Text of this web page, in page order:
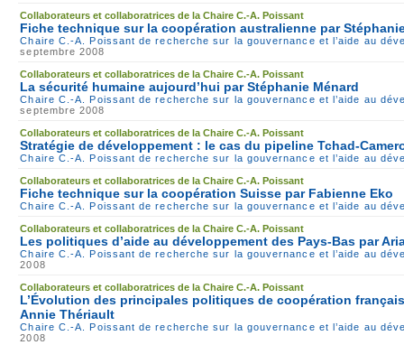
Collaborateurs et collaboratrices de la Chaire C.-A. Poissant
Fiche technique sur la coopération australienne par
Chaire C.-A. Poissant de recherche sur la gouvernance et l’aide au
septembre 2008
Collaborateurs et collaboratrices de la Chaire C.-A. Poissant
La sécurité humaine aujourd’hui par Stéphanie Ménard
Chaire C.-A. Poissant de recherche sur la gouvernance et l’aide au
septembre 2008
Collaborateurs et collaboratrices de la Chaire C.-A. Poissant
Stratégie de développement : le cas du pipeline Tchad-
Chaire C.-A. Poissant de recherche sur la gouvernance et l’aide au
Collaborateurs et collaboratrices de la Chaire C.-A. Poissant
Fiche technique sur la coopération Suisse par Fabienne Eko
Chaire C.-A. Poissant de recherche sur la gouvernance et l’aide au
Collaborateurs et collaboratrices de la Chaire C.-A. Poissant
Les politiques d’aide au développement des Pays-Bas par
Chaire C.-A. Poissant de recherche sur la gouvernance et l’aide au
2008
Collaborateurs et collaboratrices de la Chaire C.-A. Poissant
L’Évolution des principales politiques de coopération
Annie Thériault
Chaire C.-A. Poissant de recherche sur la gouvernance et l’aide au
2008